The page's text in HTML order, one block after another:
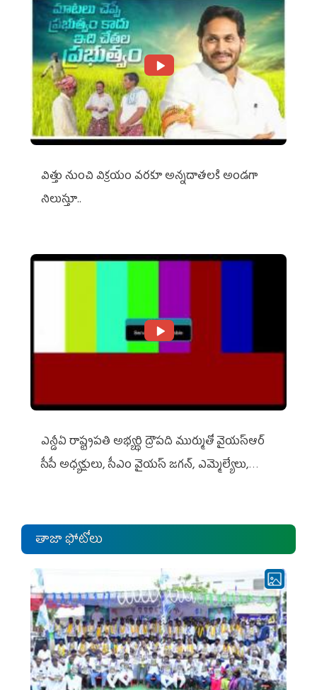
విత్తు నుంచి విక్రయం వరకూ అన్నదాతలకి అండగా
నిలుస్తూ..
ఎన్డీఏ రాష్ట్ర‌ప‌తి అభ్య‌ర్థి ద్రౌప‌ది ముర్ముతో వైయ‌స్ఆర్
సీపీ అధ్య‌క్షులు, సీఎం వైయ‌స్ జ‌గ‌న్, ఎమ్మెల్యేలు,
తాజా ఫోటోలు